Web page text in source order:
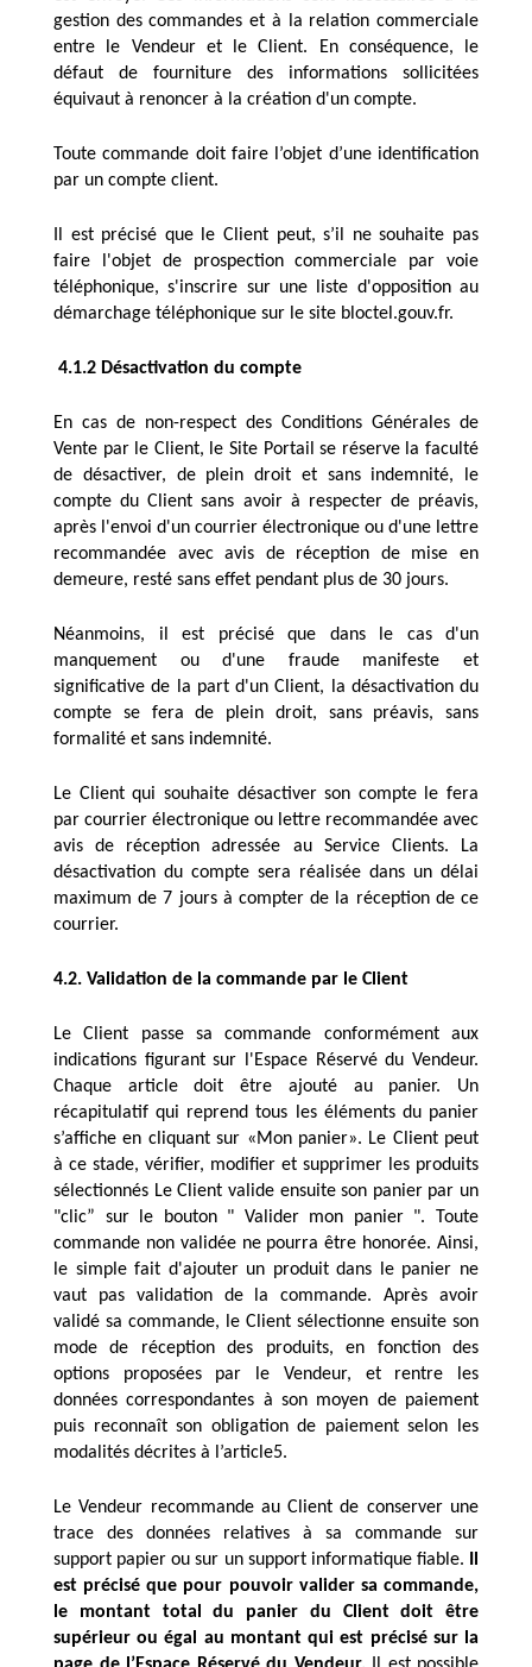
gestion des commandes et à la relation commerciale
entre le Vendeur et le Client. En conséquence, le
défaut de fourniture des informations sollicitées
équivaut à renoncer à la création d'un compte.
Toute commande doit faire l’objet d’une identification
par un compte client.
Il est précisé que le Client peut, s’il ne souhaite pas
faire l'objet de prospection commerciale par voie
téléphonique, s'inscrire sur une liste d'opposition au
démarchage téléphonique sur le site bloctel.gouv.fr.
4.1.2 Désactivation du compte
En cas de non-respect des Conditions Générales de
Vente par le Client, le Site Portail se réserve la faculté
de désactiver, de plein droit et sans indemnité, le
compte du Client sans avoir à respecter de préavis,
après l'envoi d'un courrier électronique ou d'une lettre
recommandée avec avis de réception de mise en
demeure, resté sans effet pendant plus de 30 jours.
Néanmoins, il est précisé que dans le cas d'un
manquement ou d'une fraude manifeste et
significative de la part d'un Client, la désactivation du
compte se fera de plein droit, sans préavis, sans
formalité et sans indemnité.
Le Client qui souhaite désactiver son compte le fera
par courrier électronique ou lettre recommandée avec
avis de réception adressée au Service Clients. La
désactivation du compte sera réalisée dans un délai
maximum de 7 jours à compter de la réception de ce
courrier.
4.2. Validation de la commande par le Client
Le Client passe sa commande conformément aux
indications figurant sur l'Espace Réservé du Vendeur.
Chaque article doit être ajouté au panier. Un
récapitulatif qui reprend tous les éléments du panier
s’affiche en cliquant sur «Mon panier». Le Client peut
à ce stade, vérifier, modifier et supprimer les produits
sélectionnés Le Client valide ensuite son panier par un
"clic” sur le bouton " Valider mon panier ". Toute
commande non validée ne pourra être honorée. Ainsi,
le simple fait d'ajouter un produit dans le panier ne
vaut pas validation de la commande. Après avoir
validé sa commande, le Client sélectionne ensuite son
mode de réception des produits, en fonction des
options proposées par le Vendeur, et rentre les
données correspondantes à son moyen de paiement
puis reconnaît son obligation de paiement selon les
modalités décrites à l’article5.
Le Vendeur recommande au Client de conserver une
trace des données relatives à sa commande sur
support papier ou sur un support informatique fiable.
est précisé que pour pouvoir valider sa commande,
le montant total du panier du Client doit être
supérieur ou égal au montant qui est précisé sur la